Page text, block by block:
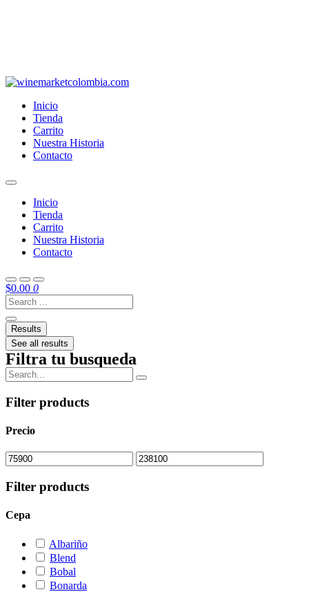
Inicio
Tienda
Carrito
Nuestra Historia
Contacto
Inicio
Tienda
Carrito
Nuestra Historia
Contacto
$0.00 0
Results
See all results
Filtra tu busqueda
Filter products
Precio
Filter products
Cepa
Albariño
Blend
Bobal
Bonarda